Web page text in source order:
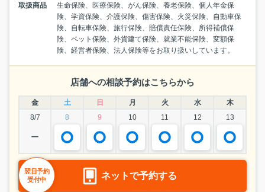
取扱商品
生命保険、医療保険、がん保険、養老保険、個人年金保
険、学資保険、介護保険、傷害保険、火災保険、自動車保
険、自転車保険、旅行保険、賠償責任保険、所得補償保
険、ペット保険、外貨建て保険、就業不能保険、変額保
険、経営者保険、法人保険等をお取り扱いしています。
店舗への相談予約はこちらから
金 土 日 月 火 水
木
8/7
8 9 10 11 12 13
ー
ネットで予約する
翌日予約
受付中